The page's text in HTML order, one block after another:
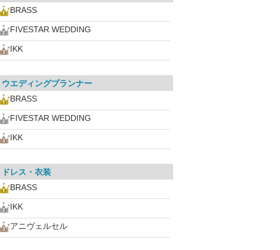
BRASS
FIVESTAR WEDDING
IKK
ウエディングプランナー
BRASS
FIVESTAR WEDDING
IKK
ドレス・衣装
BRASS
IKK
アニヴェルセル